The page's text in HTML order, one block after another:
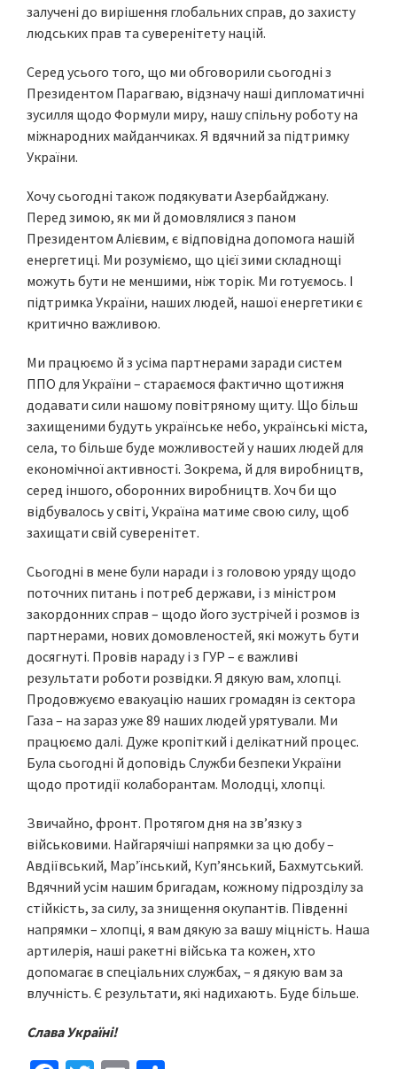
залучені до вирішення глобальних справ, до захисту
людських прав та суверенітету націй.
Серед усього того, що ми обговорили сьогодні з
Президентом Парагваю, відзначу наші дипломатичні
зусилля щодо Формули миру, нашу спільну роботу на
міжнародних майданчиках. Я вдячний за підтримку
України.
Хочу сьогодні також подякувати Азербайджану.
Перед зимою, як ми й домовлялися з паном
Президентом Алієвим, є відповідна допомога нашій
енергетиці. Ми розуміємо, що цієї зими складнощі
можуть бути не меншими, ніж торік. Ми готуємось. І
підтримка України, наших людей, нашої енергетики є
критично важливою.
Ми працюємо й з усіма партнерами заради систем
ППО для України – стараємося фактично щотижня
додавати сили нашому повітряному щиту. Що більш
захищеними будуть українське небо, українські міста,
села, то більше буде можливостей у наших людей для
економічної активності. Зокрема, й для виробництв,
серед іншого, оборонних виробництв. Хоч би що
відбувалось у світі, Україна матиме свою силу, щоб
захищати свій суверенітет.
Сьогодні в мене були наради і з головою уряду щодо
поточних питань і потреб держави, і з міністром
закордонних справ – щодо його зустрічей і розмов із
партнерами, нових домовленостей, які можуть бути
досягнуті. Провів нараду і з ГУР – є важливі
результати роботи розвідки. Я дякую вам, хлопці.
Продовжуємо евакуацію наших громадян із сектора
Газа – на зараз уже 89 наших людей урятували. Ми
працюємо далі. Дуже кропіткий і делікатний процес.
Була сьогодні й доповідь Служби безпеки України
щодо протидії колаборантам. Молодці, хлопці.
Звичайно, фронт. Протягом дня на звʼязку з
військовими. Найгарячіші напрямки за цю добу –
Авдіївський, Марʼїнський, Купʼянський, Бахмутський.
Вдячний усім нашим бригадам, кожному підрозділу за
стійкість, за силу, за знищення окупантів. Південні
напрямки – хлопці, я вам дякую за вашу міцність. Наша
артилерія, наші ракетні війська та кожен, хто
допомагає в спеціальних службах, – я дякую вам за
влучність. Є результати, які надихають. Буде більше.
Слава Україні!